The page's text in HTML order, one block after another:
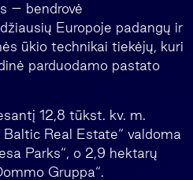
– bendrovė
Europoje padangų ir
ūkio technikai tiekėjų, kuri
parduodamo pastato
12,8 tūkst. kv. m.
Real Estate“ valdoma
Parks“, o 2,9 hektarų
Gruppa“.